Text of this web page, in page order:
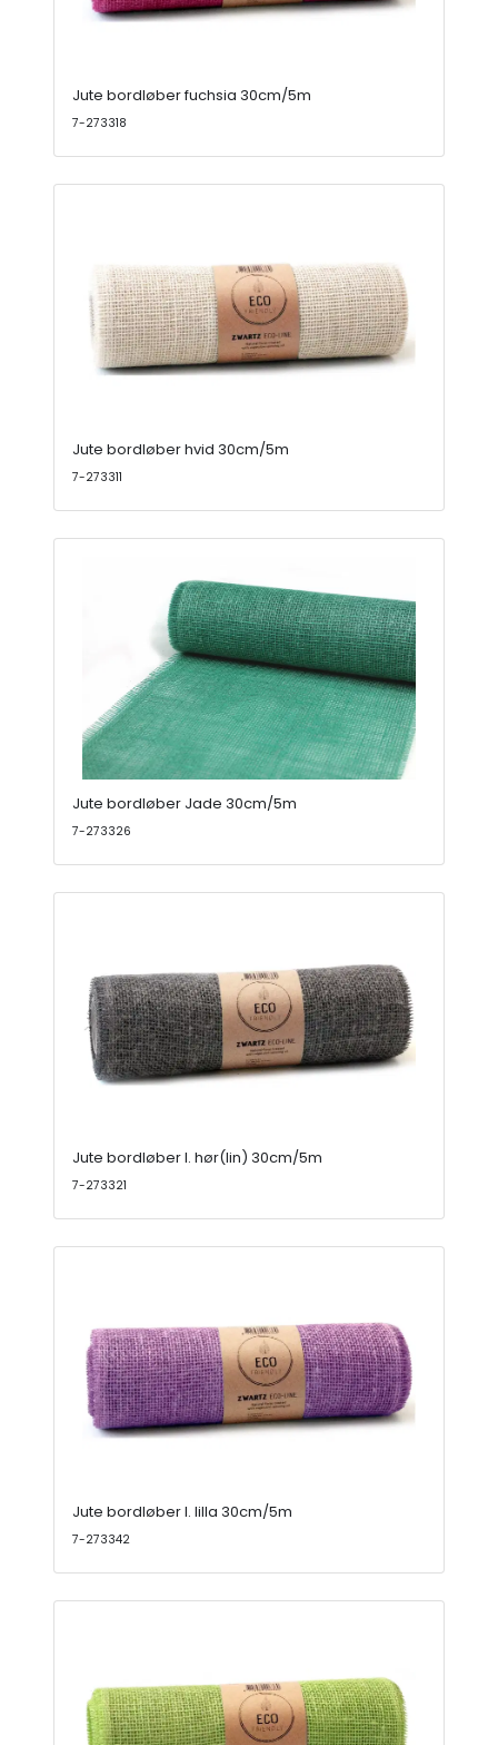
Jute bordløber fuchsia 30cm/5m
7-273318
Jute bordløber hvid 30cm/5m
7-273311
Jute bordløber Jade 30cm/5m
7-273326
Jute bordløber l. hør(lin) 30cm/5m
7-273321
Jute bordløber l. lilla 30cm/5m
7-273342